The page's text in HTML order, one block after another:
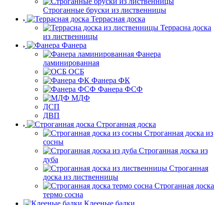
Строганные бруски из лиственницы
Террасная доска
Террасна доска
из лиственницы
Фанера
Фанера
ламинированная
ОСБ
Фанера ФК
Фанера ФСФ
МДФ
ДСП
ДВП
Строганная доска
Строганная доска из
сосны
Строганная доска из
дуба
Строганная
доска из лиственницы
Строганная доска
термо сосна
Клееные балки